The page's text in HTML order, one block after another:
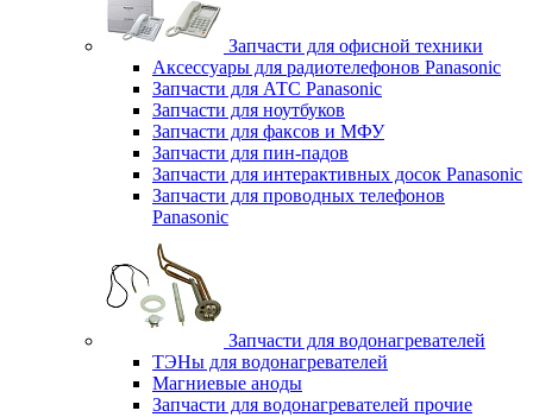
Запчасти для офисной техники
Аксессуары для радиотелефонов Panasonic
Запчасти для АТС Panasonic
Запчасти для ноутбуков
Запчасти для факсов и МФУ
Запчасти для пин-падов
Запчасти для интерактивных досок Panasonic
Запчасти для проводных телефонов
Panasonic
Запчасти для водонагревателей
ТЭНы для водонагревателей
Магниевые аноды
Запчасти для водонагревателей прочие